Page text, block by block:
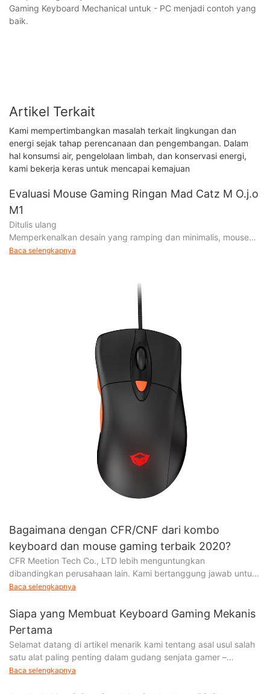
Gaming Keyboard Mechanical untuk - PC menjadi contoh yang
baik.
Artikel Terkait
Kami mempertimbangkan masalah terkait lingkungan dan
energi sejak tahap perencanaan dan pengembangan. Dalam
hal konsumsi air, pengelolaan limbah, dan konservasi energi,
kami bekerja keras untuk mencapai kemajuan
Evaluasi Mouse Gaming Ringan Mad Catz M O.j.o
M1
Ditulis ulang
Memperkenalkan desain yang ramping dan minimalis, mouse
gaming terbaru ini tidak hanya lebih ringan tetapi juga memiliki
Baca selengkapnya
Bagaimana dengan CFR/CNF dari kombo
keyboard dan mouse gaming terbaik 2020?
CFR Meetion Tech Co., LTD lebih menguntungkan
dibandingkan perusahaan lain. Kami bertanggung jawab untuk
mengatur transportasi ke pelabuhan tujuan dan menyediakan
Baca selengkapnya
Siapa yang Membuat Keyboard Gaming Mekanis
Pertama
Selamat datang di artikel menarik kami tentang asal usul salah
satu alat paling penting dalam gudang senjata gamer –
keyboard gaming mekanis. Selidiki lebih dalam
Baca selengkapnya